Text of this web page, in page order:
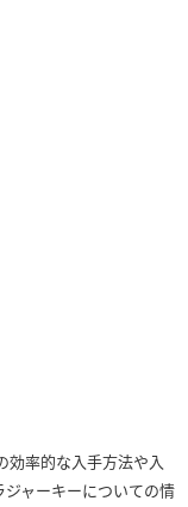
効率的な入手方法や入
ャーキーについての情